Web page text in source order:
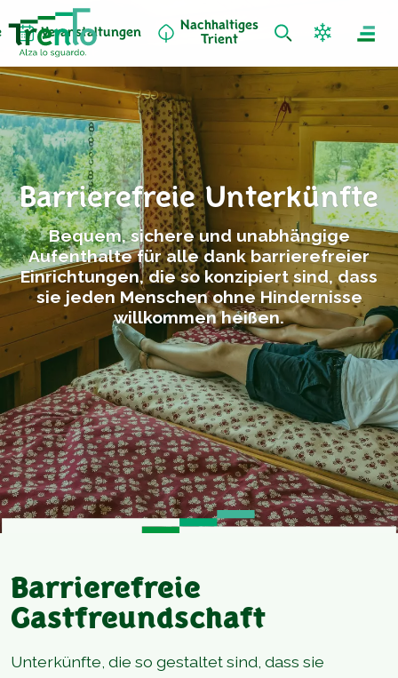
Veranstaltungen
Nachhaltiges
Trient
Barrierefreie Unterkünfte
Bequem, sichere und unabhängige
Aufenthalte für alle dank barrierefreier
Einrichtungen, die so konzipiert sind, dass
sie jeden Menschen ohne Hindernisse
willkommen heißen.
Barrierefreie
Gastfreundschaft
Unterkünfte, die so gestaltet sind, dass sie